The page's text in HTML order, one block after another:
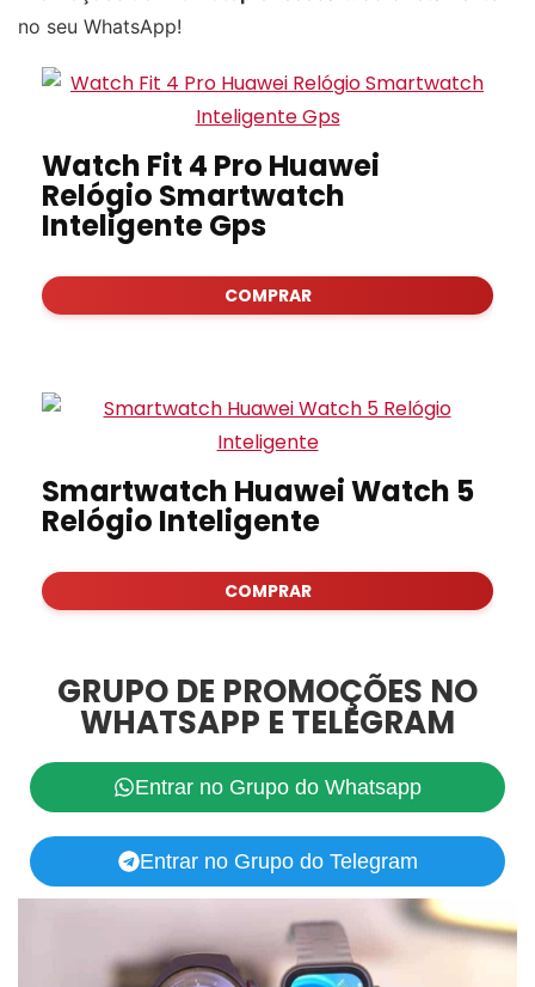
no seu WhatsApp!
Watch Fit 4 Pro Huawei
Relógio Smartwatch
Inteligente Gps
COMPRAR
Smartwatch Huawei Watch 5
Relógio Inteligente
COMPRAR
GRUPO DE PROMOÇÕES NO
WHATSAPP E TELEGRAM
Entrar no Grupo do Whatsapp
Entrar no Grupo do Telegram